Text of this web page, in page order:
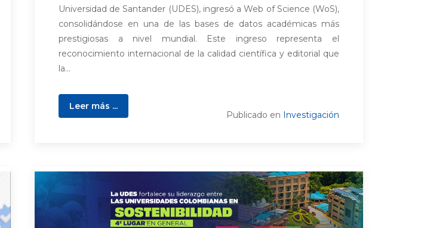
Universidad de Santander (UDES), ingresó a Web of Science (WoS),
consolidándose en una de las bases de datos académicas más
prestigiosas a nivel mundial. Este ingreso representa el
reconocimiento internacional de la calidad científica y editorial que
la...
Leer más ...
Publicado en Investigación